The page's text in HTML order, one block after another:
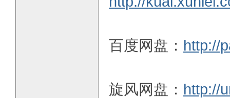
百度网盘： http://
旋风网盘： http://